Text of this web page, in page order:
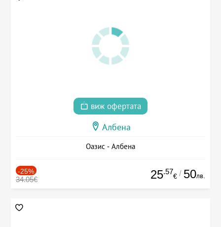
виж офертата
Албена
Оазис - Албена
-25%
34.05€ 25.57
€ / 50лв.